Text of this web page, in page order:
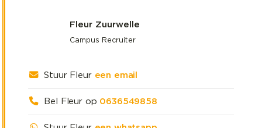
Fleur Zuurwelle
Campus Recruiter
Stuur Fleur een email
Bel Fleur op 0636549858